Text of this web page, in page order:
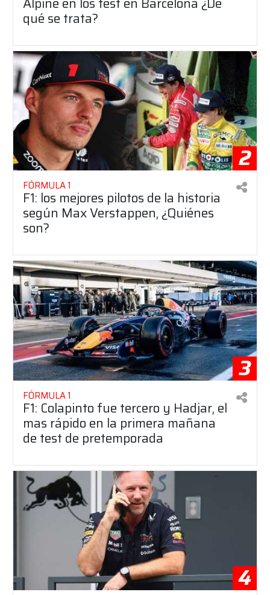
qué se trata?
2
FÓRMULA 1
F1: los mejores pilotos de la historia
según Max Verstappen, ¿Quiénes
son?
3
FÓRMULA 1
F1: Colapinto fue tercero y Hadjar, el
mas rápido en la primera mañana
de test de pretemporada
4